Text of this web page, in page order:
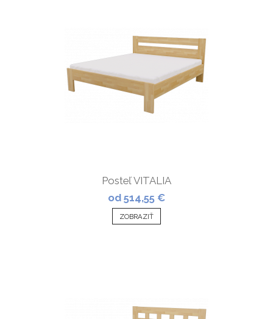
Posteľ VITALIA
od 514,55 €
ZOBRAZIŤ